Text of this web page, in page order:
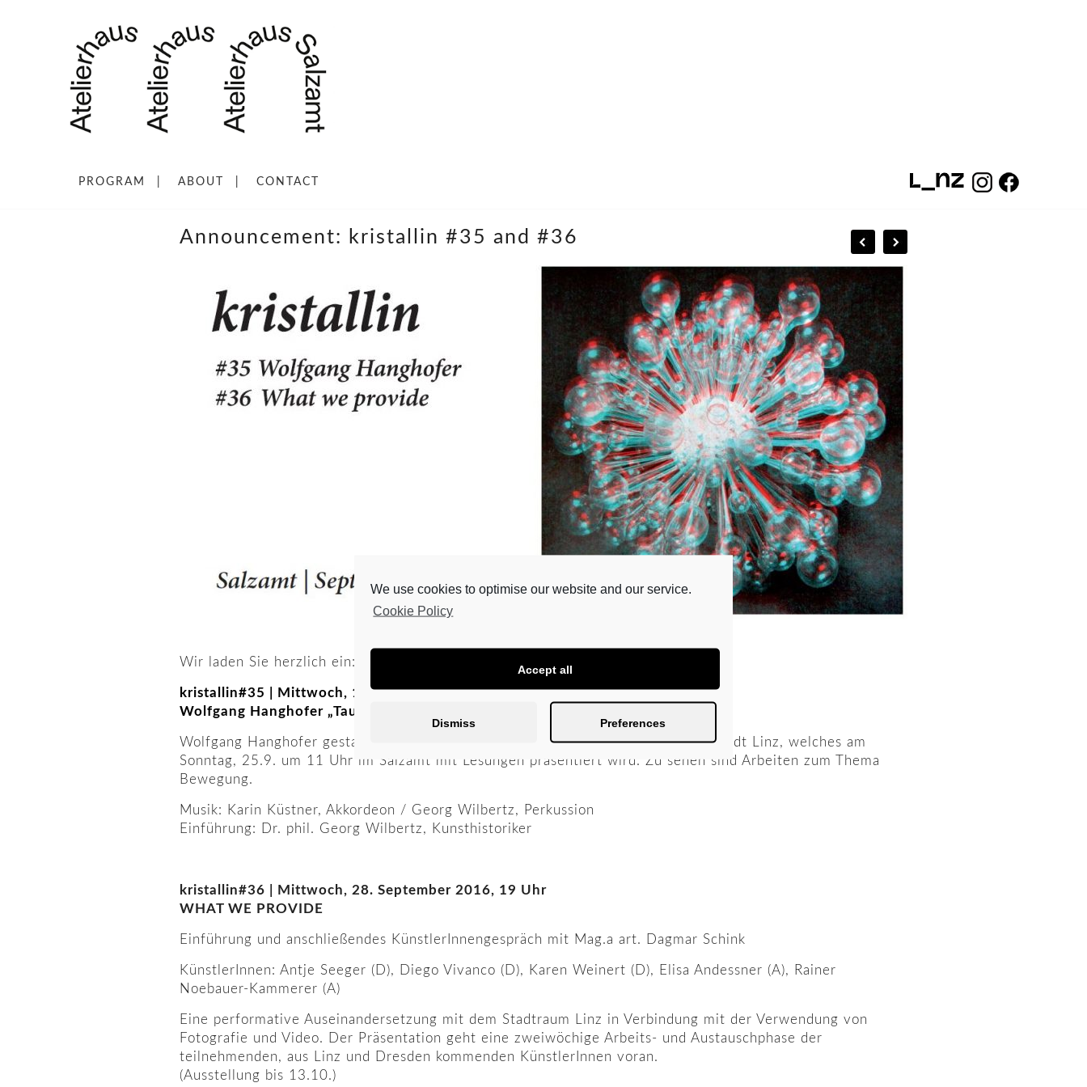
PROGRAM ABOUT CONTACT
Announcement: kristallin #35 and #36
Wir laden Sie herzlich ein:
kristallin#35 | Mittwoch, 14. September 2016, 19 Uhr
Wolfgang Hanghofer „Tauben und Karusselle“
Wolfgang Hanghofer gestaltete heuer das literarische Jahrbuch FACETTEN der Stadt Linz, welches am
Sonntag, 25.9. um 11 Uhr im Salzamt mit Lesungen präsentiert wird. Zu sehen sind Arbeiten zum Thema
Bewegung.
Musik: Karin Küstner, Akkordeon / Georg Wilbertz, Perkussion
Einführung: Dr. phil. Georg Wilbertz, Kunsthistoriker
kristallin#36 | Mittwoch, 28. September 2016, 19 Uhr
WHAT WE PROVIDE
Einführung und anschließendes KünstlerInnengespräch mit Mag.a art. Dagmar Schink
KünstlerInnen: Antje Seeger (D), Diego Vivanco (D), Karen Weinert (D), Elisa Andessner (A), Rainer
Noebauer-Kammerer (A)
Eine performative Auseinandersetzung mit dem Stadtraum Linz in Verbindung mit der Verwendung von
Fotografie und Video. Der Präsentation geht eine zweiwöchige Arbeits- und Austauschphase der
teilnehmenden, aus Linz und Dresden kommenden KünstlerInnen voran.
(Ausstellung bis 13.10.)
We use cookies to optimise our website and our service.
Cookie Policy
Accept all
Dismiss Preferences